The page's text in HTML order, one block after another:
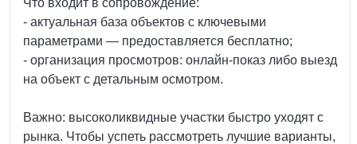
Что входит в сопровождение:
- актуальная база объектов с ключевыми
параметрами — предоставляется бесплатно;
- организация просмотров: онлайн‑показ либо выезд
на объект с детальным осмотром.
Важно: высоколиквидные участки быстро уходят с
рынка. Чтобы успеть рассмотреть лучшие варианты,